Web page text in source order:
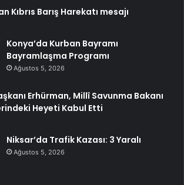
Kıbrıs Barış Harekatı mesajı
Konya’da Kurban Bayramı
Bayramlaşma Programı
Ağustos 5, 2026
Erhürman, Millî Savunma Bakanı
Heyeti Kabul Etti
Niksar’da Trafik Kazası: 3 Yaralı
Ağustos 5, 2026